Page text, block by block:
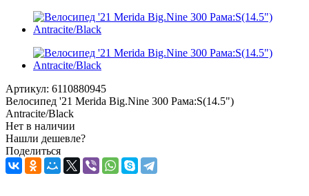
Артикул: 6110880945
Велосипед '21 Merida Big.Nine 300 Рама:S(14.5")
Antracite/Black
Нет в наличии
Нашли дешевле?
Поделиться